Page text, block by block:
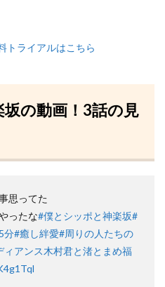
トライアルはこちら
の動画！3話の見
思ってた
ったな#僕とシッポと神楽坂#
分#癒し絆愛#周りの人たちの
ィアンス木村君と渚とまめ福